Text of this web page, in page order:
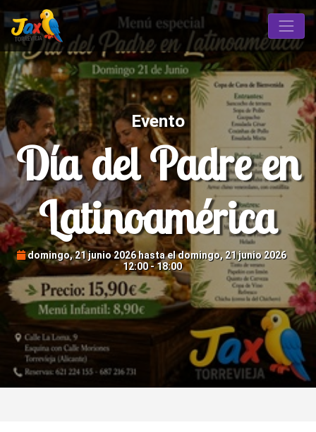
Evento
Día del Padre en
Latinoamérica
domingo, 21 junio 2026 hasta el domingo, 21 junio 2026
12:00 - 18:00